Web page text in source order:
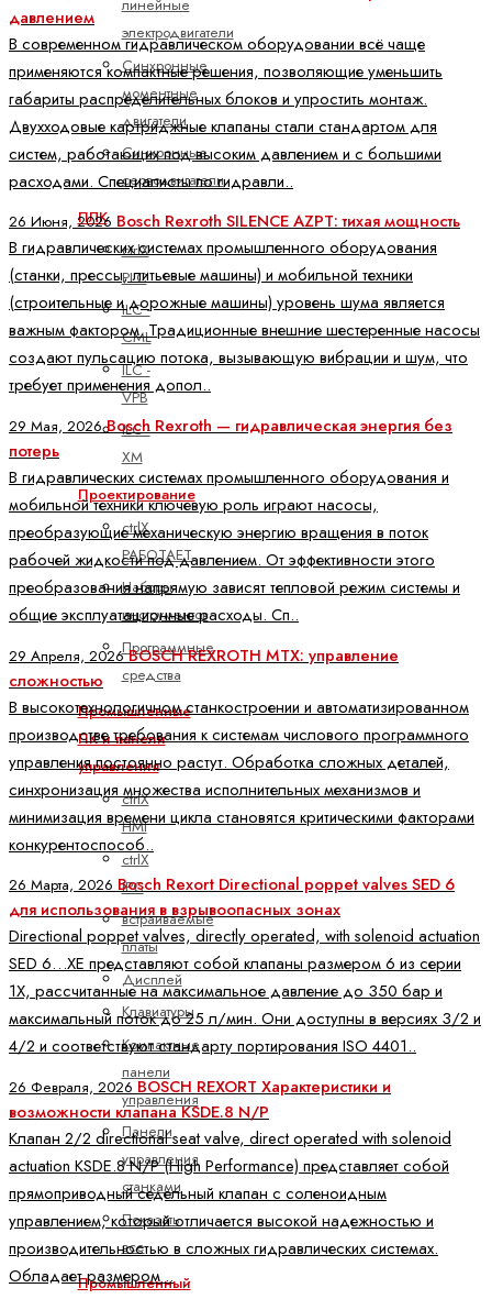
линейные
электродвигатели
Синхронные
моментные
двигатели
Синхронные
серводвигатели
ПЛК
ctrlX
PLC
ILC -
CML
ILC -
VPB
ILC -
XM
Проектирование
ctrlX
РАБОТАЕТ
Наборы
инструментов
Программные
средства
Промышленные
ПК и панели
управления
ctrlX
HMI
ctrlX
IPC
встраиваемые
платы
Дисплей
Клавиатуры
Компактные
панели
управления
Панели
управления
станками
Показать
все
Промышленный
давлением
В современном гидравлическом оборудовании всё чаще
применяются компактные решения, позволяющие уменьшить
габариты распределительных блоков и упростить монтаж.
Двухходовые картриджные клапаны стали стандартом для
систем, работающих под высоким давлением и с большими
расходами. Специалисты по гидравли..
26 Июня, 2026 Bosch Rexroth SILENCE AZPT: тихая мощность
В гидравлических системах промышленного оборудования
(станки, прессы, литьевые машины) и мобильной техники
(строительные и дорожные машины) уровень шума является
важным фактором. Традиционные внешние шестеренные насосы
создают пульсацию потока, вызывающую вибрации и шум, что
требует применения допол..
29 Мая, 2026Bosch Rexroth — гидравлическая энергия без
потерь
В гидравлических системах промышленного оборудования и
мобильной техники ключевую роль играют насосы,
преобразующие механическую энергию вращения в поток
рабочей жидкости под давлением. От эффективности этого
преобразования напрямую зависят тепловой режим системы и
общие эксплуатационные расходы. Сп..
29 Апреля, 2026BOSCH REXROTH MTX: управление
сложностью
В высокотехнологичном станкостроении и автоматизированном
производстве требования к системам числового программного
управления постоянно растут. Обработка сложных деталей,
синхронизация множества исполнительных механизмов и
минимизация времени цикла становятся критическими факторами
конкурентоспособ..
26 Марта, 2026 Bosch Rexort Directional poppet valves SED 6
для использования в взрывоопасных зонах
Directional poppet valves, directly operated, with solenoid actuation
SED 6…XE представляют собой клапаны размером 6 из серии
1X, рассчитанные на максимальное давление до 350 бар и
максимальный поток до 25 л/мин. Они доступны в версиях 3/2 и
4/2 и соответствуют стандарту портирования ISO 4401..
26 Февраля, 2026 BOSCH REXORT Характеристики и
возможности клапана KSDE.8 N/P
Клапан 2/2 directional seat valve, direct operated with solenoid
actuation KSDE.8 N/P (High Performance) представляет собой
прямоприводный седельный клапан с соленоидным
управлением, который отличается высокой надежностью и
производительностью в сложных гидравлических системах.
Обладает размером ..